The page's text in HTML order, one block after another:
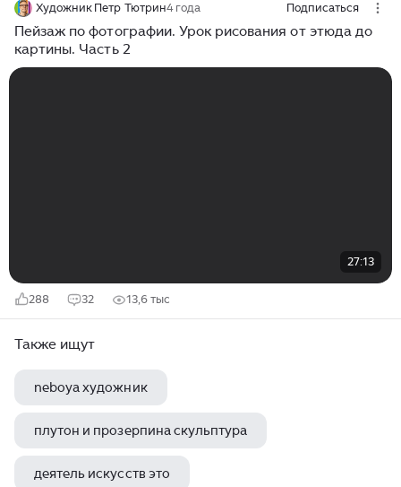
Художник Петр Тютрин4 года Подписаться
Пейзаж по фотографии. Урок рисования от этюда до
картины. Часть 2
27:13
288 32 13,6 тыс
Также ищут
neboya художник
плутон и прозерпина скульптура
деятель искусств это